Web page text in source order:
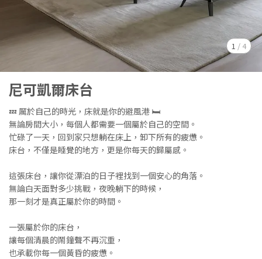
1 / 4
尼可凱爾床台
💤 厲於自己的時光，床就是你的避風港 🛏️
無論房間大小，每個人都需要一個屬於自己的空間。
忙碌了一天，回到家只想躺在床上，卸下所有的疲憊。
床台，不僅是睡覺的地方，更是你每天的歸屬感。
這張床台，讓你從漂泊的日子裡找到一個安心的角落。
無論白天面對多少挑戰，夜晚躺下的時候，
那一刻才是真正屬於你的時間。
一張屬於你的床台，
讓每個清晨的鬧鐘聲不再沉重，
也承載你每一個黃昏的疲憊。